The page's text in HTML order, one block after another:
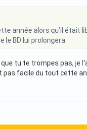
année alors qu’il
le BD lui prolongera
tu te trompes pas, je
pas facile du tout cette